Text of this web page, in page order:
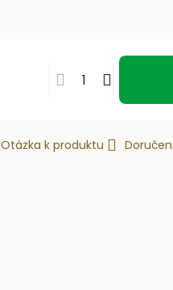
Otázka k produktu